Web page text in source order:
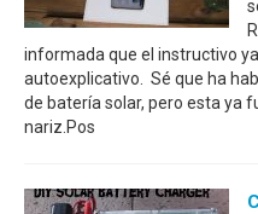
informada que el instructivo
autoexplicativo. Sé que ha
de batería solar, pero esta ya
nariz.Pos